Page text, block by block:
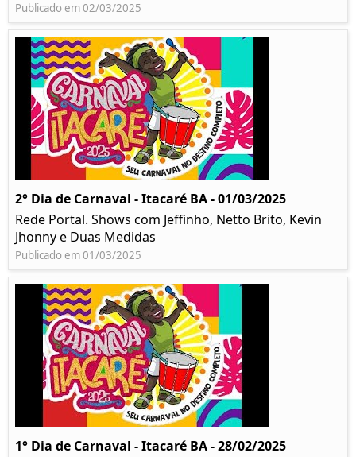
Publicado em 02/03/2025
2° Dia de Carnaval - Itacaré BA - 01/03/2025
Rede Portal. Shows com Jeffinho, Netto Brito, Kevin
Jhonny e Duas Medidas
Publicado em 01/03/2025
1° Dia de Carnaval - Itacaré BA - 28/02/2025